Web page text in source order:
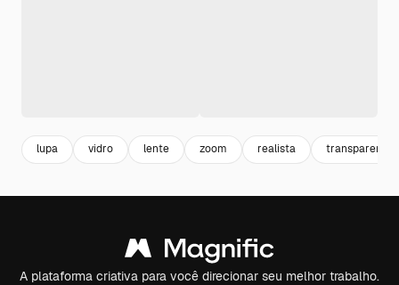
lupa vidro lente zoom realista transparente
A plataforma criativa para você direcionar seu melhor trabalho.